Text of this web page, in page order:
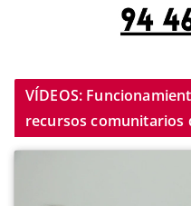
VÍDEOS:
recursos comunitarios